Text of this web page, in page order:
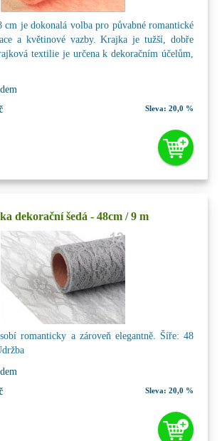
cm je dokonalá volba pro půvabné romantické
a květinové vazby. Krajka je tužší, dobře
textilie je určena k dekoračním účelům,
Sleva: 20,0 %
dekorační šedá - 48cm / 9 m
romanticky a zároveň elegantně. Šíře: 48
Sleva: 20,0 %